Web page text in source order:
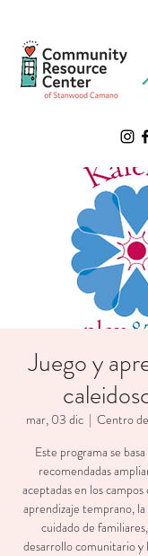
Juego y
mar, 03 dic
  |
Centro
Este programa se
recomendadas
aceptadas en los
aprendizaje temprano,
cuidado de
desarrollo comunitario